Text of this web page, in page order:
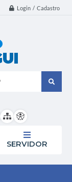
Login / Cadastro
SERVIDOR